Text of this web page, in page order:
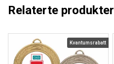
Relaterte produkter
Kvantumsrabatt